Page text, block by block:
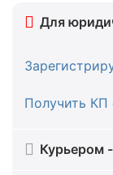
Для
Получить КП
Курьером